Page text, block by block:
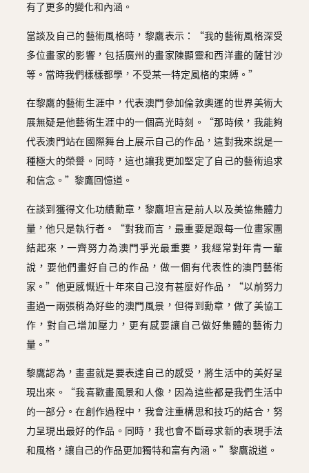
有了更多的變化和內涵。
當談及自己的藝術風格時，黎鷹表示：“我的藝術風格深受
多位畫家的影響，包括廣州的畫家陳顯靈和西洋畫的薩甘沙
等。當時我們樣樣都學，不受某一特定風格的束縛。”
在黎鷹的藝術生涯中，代表澳門參加倫敦奧運的世界美術大
展無疑是他藝術生涯中的一個高光時刻。“那時候，我能夠
代表澳門站在國際舞台上展示自己的作品，這對我來說是一
種極大的榮譽。同時，這也讓我更加堅定了自己的藝術追求
和信念。”黎鷹回憶道。
在談到獲得文化功績勳章，黎鷹坦言是前人以及美協集體力
量，他只是執行者。“對我而言，最重要是跟每一位畫家團
結起來，一齊努力為澳門爭光最重要，我經常對年青一輩
說，要他們畫好自己的作品，做一個有代表性的澳門藝術
家。”他更感慨近十年來自己沒有甚麼好作品，“以前努力
畫過一兩張稍為好些的澳門風景，但得到勳章，做了美協工
作，對自己增加壓力，更有感要讓自己做好集體的藝術力
量。”
黎鷹認為，畫畫就是要表達自己的感受，將生活中的美好呈
現出來。“我喜歡畫風景和人像，因為這些都是我們生活中
的一部分。在創作過程中，我會注重構思和技巧的結合，努
力呈現出最好的作品。同時，我也會不斷尋求新的表現手法
和風格，讓自己的作品更加獨特和富有內涵。”黎鷹說道。